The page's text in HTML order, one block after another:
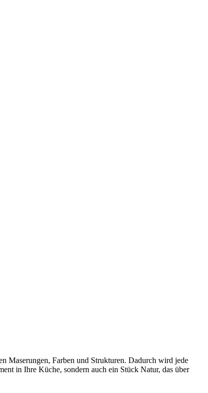
Maserungen, Farben und Strukturen. Dadurch wird jede
in Ihre Küche, sondern auch ein Stück Natur, das über